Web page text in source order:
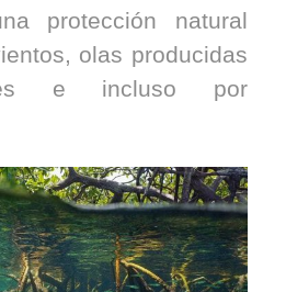
protección natural
olas producidas
e incluso por